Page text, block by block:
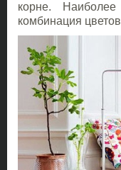
корне. Наиболее
комбинация